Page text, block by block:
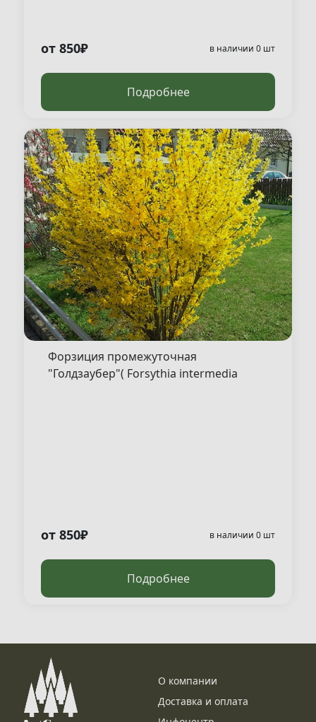
от 850₽ в наличии 0 шт
Подробнее
Форзиция промежуточная
"Голдзаубер"( Forsythia intermedia
от 850₽ в наличии 0 шт
Подробнее
О компании
Доставка и оплата